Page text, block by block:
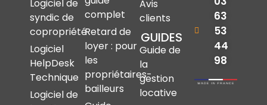
Logiciel de
syndic de
copropriété
Logiciel
HelpDesk
Technique
Logiciel de
complet
Retard de
loyer : pour
les
propriétaires-
bailleurs
Avis
clients
GUIDES
Guide de
la
gestion
locative
63
53
44
98